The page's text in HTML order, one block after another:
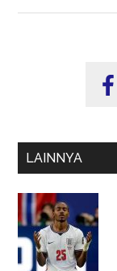
Sidebar
LAINNYA